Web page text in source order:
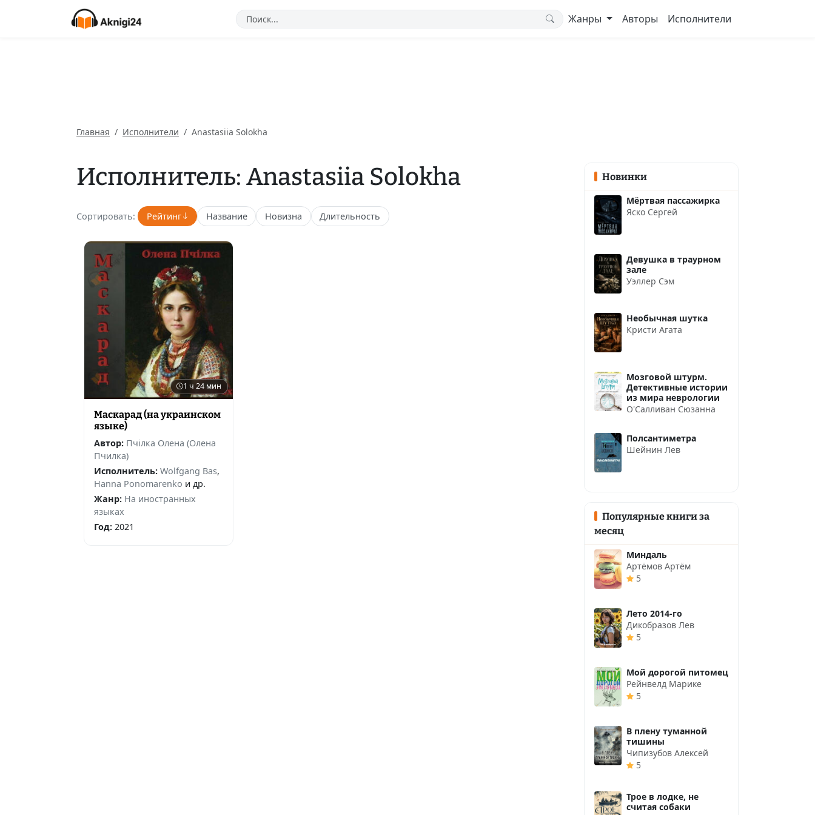
Жанры Авторы Исполнители
Главная Исполнители Anastasiia Solokha
Исполнитель: Anastasiia Solokha
Сортировать: Рейтинг Название Новизна Длительность
1 ч 24 мин
Маскарад (на украинском
языке)
Автор: Пчілка Олена (Олена
Пчилка)
Исполнитель: Wolfgang Bas,
Hanna Ponomarenko и др.
Жанр: На иностранных
языках
Год: 2021
Новинки
Мёртвая пассажирка
Яско Сергей
Девушка в траурном
зале
Уэллер Сэм
Необычная шутка
Кристи Агата
Мозговой штурм.
Детективные истории
из мира неврологии
О'Салливан Сюзанна
Полсантиметра
Шейнин Лев
Популярные книги за
месяц
Миндаль
Артёмов Артём
5
Лето 2014-го
Дикобразов Лев
5
Мой дорогой питомец
Рейнвелд Марике
5
В плену туманной
тишины
Чипизубов Алексей
5
Трое в лодке, не
считая собаки